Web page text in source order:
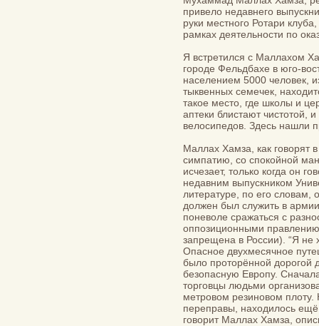
привело недавнего
руки местного Ротари
рамках деятельности по
Я встретился с Маллахом
городе Фельдбахе в юго-
населением 5000 человек,
тыквенных семечек,
такое место, где школы и
аптеки блистают чистотой,
велосипедов. Здесь нашли
Маллах Хамза, как говорят
симпатию, со спокойной
исчезает, только когда он
недавним выпускником
литературе, по его словам,
должен был служить в
поневоле сражаться с
оппозиционными
запрещена в России). “Я не
Опасное двухмесячное
было проторённой дорогой
безопасную Европу.
торговцы людьми
метровом резиновом плоту.
переправы, находилось
говорит Маллах Хамза,